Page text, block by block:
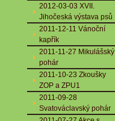
2012-03-03 XVII.
Jihočeská výstava psů
2011-12-11 Vánoční
kapřík
2011-11-27 Mikulášský
pohár
2011-10-23 Zkoušky
ZOP a ZPU1
2011-09-28
Svatováclavský pohár